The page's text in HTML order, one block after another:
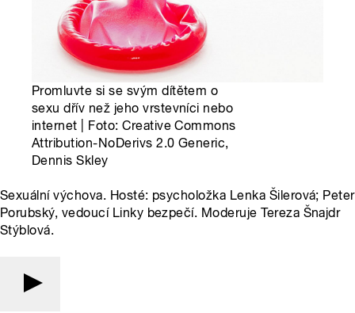
Promluvte si se svým dítětem o
sexu dřív než jeho vrstevníci nebo
internet | Foto: Creative Commons
Attribution-NoDerivs 2.0 Generic,
Dennis Skley
Sexuální výchova. Hosté: psycholožka Lenka Šilerová; Peter
Porubský, vedoucí Linky bezpečí. Moderuje Tereza Šnajdr
Stýblová.